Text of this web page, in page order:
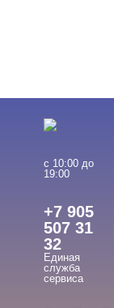
с 10:00 до
19:00
+7 905
507 31
32
Единая
служба
сервиса